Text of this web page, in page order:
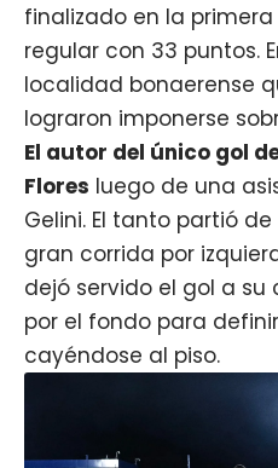
finalizado en la
regular con 33 puntos.
localidad bonaerense
lograron imponerse
El autor del único gol
Flores luego de una
Gelini. El tanto partió
gran corrida por
dejó servido el gol a
por el fondo para
cayéndose al piso.